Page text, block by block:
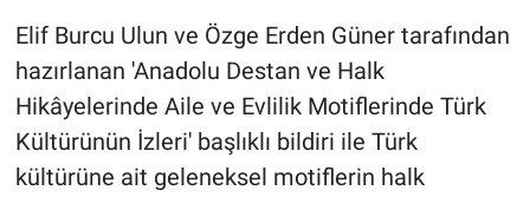
Elif Burcu Ulun ve Özge Erden Güner tarafından
hazırlanan 'Anadolu Destan ve Halk
Hikâyelerinde Aile ve Evlilik Motiflerinde Türk
Kültürünün İzleri' başlıklı bildiri ile Türk
kültürüne ait geleneksel motiflerin halk